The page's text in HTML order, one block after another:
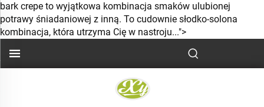
bark crepe to wyjątkowa kombinacja smaków ulubionej
potrawy śniadaniowej z inną. To cudownie słodko-solona
kombinacja, która utrzyma Cię w nastroju...">